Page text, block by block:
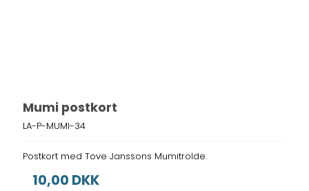
Mumi postkort
LA-P-MUMI-34
Postkort med Tove Janssons Mumitrolde.
10,00 DKK